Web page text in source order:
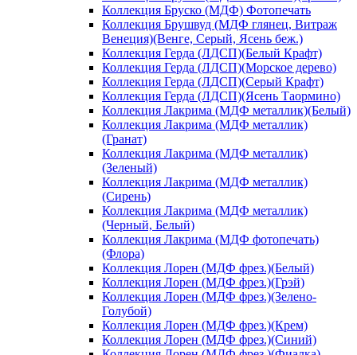
Коллекция Бруско (МДФ) Фотопечать
Коллекция Брушвуд (МДФ глянец, Витраж
Венеция)(Венге, Серый, Ясень беж.)
Коллекция Герда (ЛДСП)(Белый Крафт)
Коллекция Герда (ЛДСП)(Морское дерево)
Коллекция Герда (ЛДСП)(Серый Крафт)
Коллекция Герда (ЛДСП)(Ясень Таормино)
Коллекция Лакрима (МДФ металлик)(Белый)
Коллекция Лакрима (МДФ металлик)
(Гранат)
Коллекция Лакрима (МДФ металлик)
(Зеленый)
Коллекция Лакрима (МДФ металлик)
(Сирень)
Коллекция Лакрима (МДФ металлик)
(Черный, Белый)
Коллекция Лакрима (МДФ фотопечать)
(Флора)
Коллекция Лорен (МДФ фрез.)(Белый)
Коллекция Лорен (МДФ фрез.)(Грэй)
Коллекция Лорен (МДФ фрез.)(Зелено-
Голубой)
Коллекция Лорен (МДФ фрез.)(Крем)
Коллекция Лорен (МДФ фрез.)(Синий)